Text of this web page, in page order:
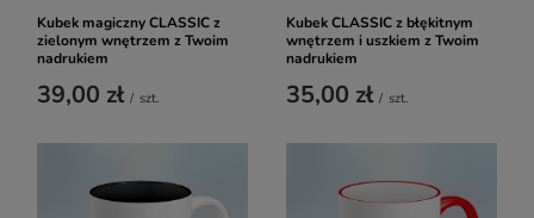
Kubek magiczny CLASSIC z
zielonym wnętrzem z Twoim
nadrukiem
39,00 zł / szt.
Kubek CLASSIC z błękitnym
wnętrzem i uszkiem z Twoim
nadrukiem
35,00 zł / szt.